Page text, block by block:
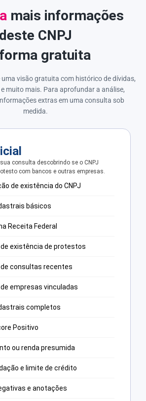
mais informações
deste CNPJ
gratuita
uma visão gratuita com histórico de dívidas,
muito mais. Para aprofundar a análise,
extras em uma consulta sob
medida.
consulta descobrindo se o CNPJ
com bancos e outras empresas.
de existência do CNPJ
básicos
Receita Federal
de existência de protestos
de consultas recentes
empresas vinculadas
completos
Positivo
ou renda presumida
e limite de crédito
e anotações